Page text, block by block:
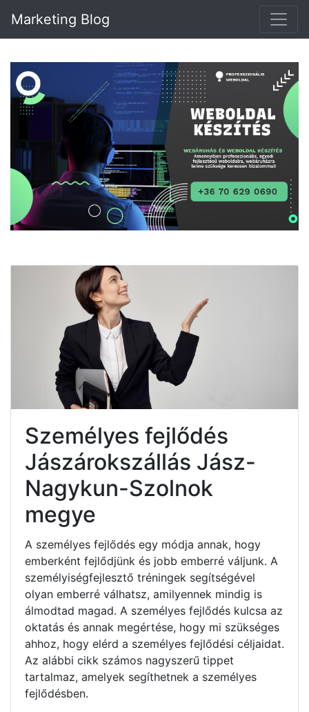
Marketing Blog
Személyes fejlődés
Jászárokszállás Jász-
Nagykun-Szolnok
megye
A személyes fejlődés egy módja annak, hogy
emberként fejlődjünk és jobb emberré váljunk. A
személyiségfejlesztő tréningek segítségével
olyan emberré válhatsz, amilyennek mindig is
álmodtad magad. A személyes fejlődés kulcsa az
oktatás és annak megértése, hogy mi szükséges
ahhoz, hogy elérd a személyes fejlődési céljaidat.
Az alábbi cikk számos nagyszerű tippet
tartalmaz, amelyek segíthetnek a személyes
fejlődésben.